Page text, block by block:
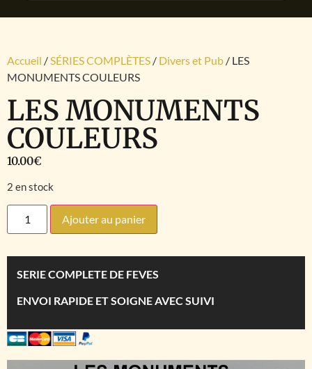
Accueil /SÉRIES COMPLÈTES / Divers et Pub / LES
MONUMENTS COULEURS
LES MONUMENTS
COULEURS
10.00€
2 en stock
Ajouter au panier
SERIE COMPLETE DE FEVES
ENVOI RAPIDE ET SOIGNE AVEC SUIVI